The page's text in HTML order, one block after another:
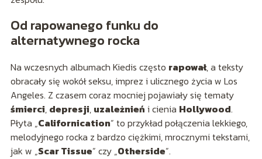
Od rapowanego funku do
alternatywnego rocka
Na wczesnych albumach Kiedis często rapował, a teksty
obracały się wokół seksu, imprez i ulicznego życia w Los
Angeles. Z czasem coraz mocniej pojawiały się tematy
śmierci, depresji, uzależnień i cienia Hollywood.
Płyta „Californication” to przykład połączenia lekkiego,
melodyjnego rocka z bardzo ciężkimi, mrocznymi tekstami,
jak w „Scar Tissue” czy „Otherside”.